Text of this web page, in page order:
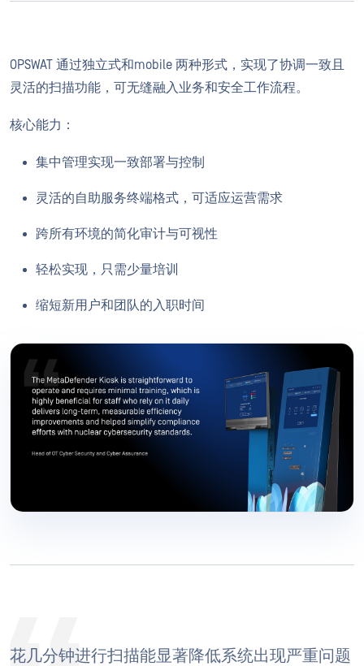
OPSWAT 通过独立式和mobile 两种形式，实现了协调一致且
灵活的扫描功能，可无缝融入业务和安全工作流程。
核心能力：
集中管理实现一致部署与控制
灵活的自助服务终端格式，可适应运营需求
跨所有环境的简化审计与可视性
轻松实现，只需少量培训
缩短新用户和团队的入职时间
花几分钟进行扫描能显著降低系统出现严重问题